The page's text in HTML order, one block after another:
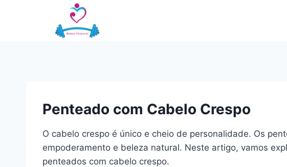
Penteado com Cabelo Crespo
O cabelo crespo é único e cheio de personalidade. Os
empoderamento e beleza natural. Neste artigo, vamos
penteados com cabelo crespo.